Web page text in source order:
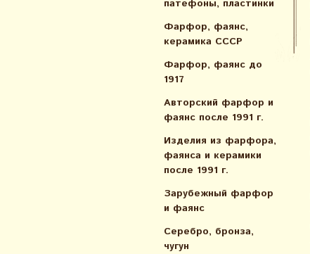
патефоны, пластинки
Фарфор, фаянс,
керамика СССР
Фарфор, фаянс до
1917
Авторский фарфор и
фаянс после 1991 г.
Изделия из фарфора,
фаянса и керамики
после 1991 г.
Зарубежный фарфор
и фаянс
Серебро, бронза,
чугун